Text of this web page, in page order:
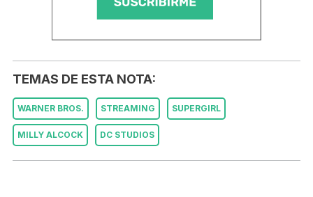
TEMAS DE ESTA NOTA:
WARNER BROS. STREAMING SUPERGIRL
MILLY ALCOCK DC STUDIOS